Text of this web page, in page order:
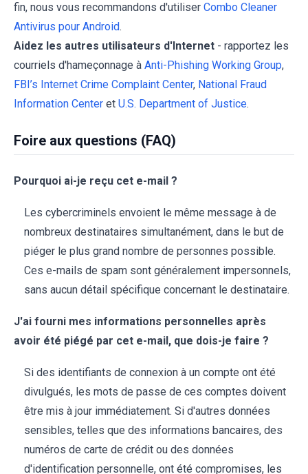
fin, nous vous recommandons d'utiliser Combo Cleaner
Antivirus pour Android.
Aidez les autres utilisateurs d'Internet - rapportez les
courriels d'hameçonnage à Anti-Phishing Working Group,
FBI’s Internet Crime Complaint Center, National Fraud
Information Center et U.S. Department of Justice.
Foire aux questions (FAQ)
Pourquoi ai-je reçu cet e-mail ?
Les cybercriminels envoient le même message à de
nombreux destinataires simultanément, dans le but de
piéger le plus grand nombre de personnes possible.
Ces e-mails de spam sont généralement impersonnels,
sans aucun détail spécifique concernant le destinataire.
J'ai fourni mes informations personnelles après
avoir été piégé par cet e-mail, que dois-je faire ?
Si des identifiants de connexion à un compte ont été
divulgués, les mots de passe de ces comptes doivent
être mis à jour immédiatement. Si d'autres données
sensibles, telles que des informations bancaires, des
numéros de carte de crédit ou des données
d'identification personnelle, ont été compromises, les